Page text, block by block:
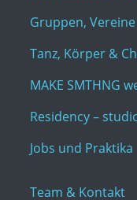
Gruppen,
Tanz, Körper &
MAKE SMTHNG
Residency –
Jobs und Praktika
Team & Kontakt